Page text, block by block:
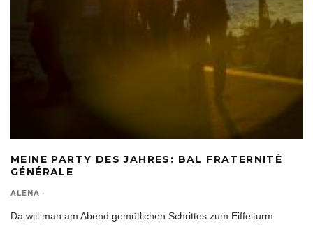
MEINE PARTY DES JAHRES: BAL FRATERNITÉ
GÉNÉRALE
ALENA ·
Da will man am Abend gemütlichen Schrittes zum Eiffelturm